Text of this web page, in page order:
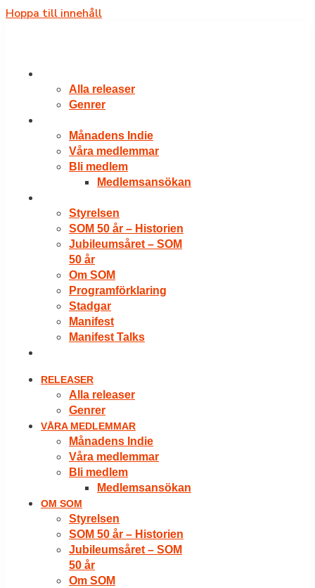
Hoppa till innehåll
Alla releaser
Genrer
Månadens Indie
Våra medlemmar
Bli medlem
Medlemsansökan
Styrelsen
SOM 50 år – Historien
Jubileumsåret – SOM
50 år
Om SOM
Programförklaring
Stadgar
Manifest
Manifest Talks
RELEASER
Alla releaser
Genrer
VÅRA MEDLEMMAR
Månadens Indie
Våra medlemmar
Bli medlem
Medlemsansökan
OM SOM
Styrelsen
SOM 50 år – Historien
Jubileumsåret – SOM
50 år
Om SOM